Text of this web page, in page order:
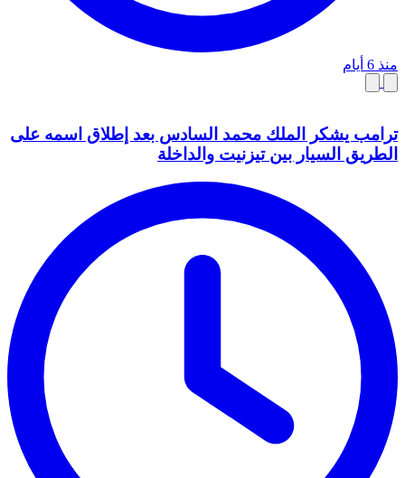
منذ 6 أيام
ترامب يشكر الملك محمد السادس بعد إطلاق اسمه على
الطريق السيار بين تيزنيت والداخلة